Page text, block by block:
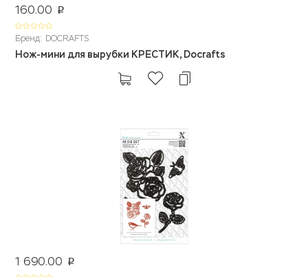
160.00 p
Бренд: DOCRAFTS
Нож-мини для вырубки КРЕСТИК, Docrafts
1 690.00 p